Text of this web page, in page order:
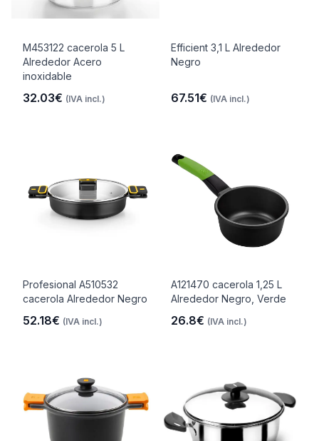
M453122 cacerola 5 L
Alrededor Acero
inoxidable
32.03€ (IVA incl.)
Efficient 3,1 L Alrededor
Negro
67.51€ (IVA incl.)
Profesional A510532
cacerola Alrededor Negro
52.18€ (IVA incl.)
A121470 cacerola 1,25 L
Alrededor Negro, Verde
26.8€ (IVA incl.)